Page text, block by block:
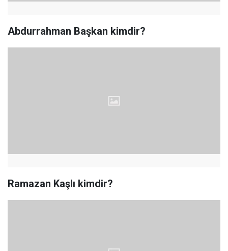
Abdurrahman Başkan kimdir?
Ramazan Kaşlı kimdir?